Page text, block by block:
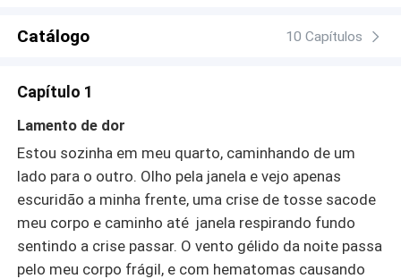
começa a se fortalecer, superando seus medos e
conexão profunda se forma entre ela e Hunter,
Enquanto Ethan trava suas guerras sangrentas pelo
controle do território, Hunter planeja uma rebelião contra
o irmão cruel, unindo forças com outras alcateias
oprimidas para derrubar o tirano e restaurar a paz.
Catálogo 10 Capítulos
Capítulo 1
Lamento de dor
Estou sozinha em meu quarto, caminhando de um
lado para o outro. Olho pela janela e vejo apenas
escuridão a minha frente, uma crise de tosse sacode
meu corpo e caminho até janela respirando fundo
sentindo a crise passar. O vento gélido da noite passa
pelo meu corpo frágil, e com hematomas causando